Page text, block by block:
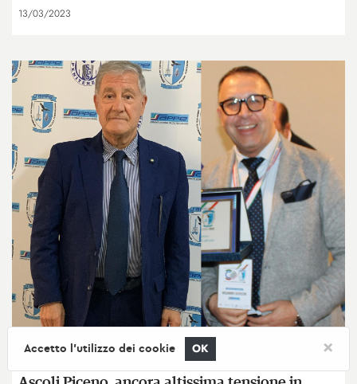
13/03/2023
CRONACA
Accetto l'utilizzo dei cookie OK ×